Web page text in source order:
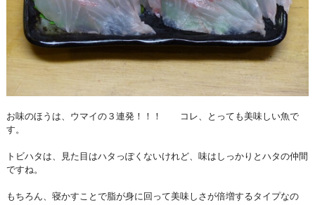
お味のほうは、ウマイの３連発！！！ コレ、とっても美味しい魚で
す。
トビハタは、見た目はハタっぽくないけれど、味はしっかりとハタの仲間
ですね。
もちろん、寝かすことで脂が身に回って美味しさが倍増するタイプなの